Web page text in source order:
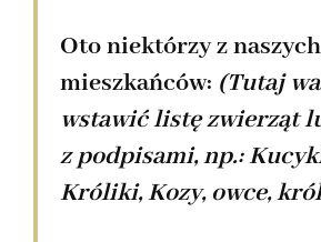
Oto niektórzy z naszych
mieszkańców: (Tutaj
wstawić listę zwierząt
z podpisami, np.:
Króliki, Kozy, owce,